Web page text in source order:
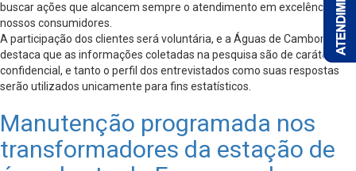
buscar ações que alcancem sempre o atendimento em excelência de
nossos consumidores.
A participação dos clientes será voluntária, e a Águas de Camboriú
destaca que as informações coletadas na pesquisa são de caráter
confidencial, e tanto o perfil dos entrevistados como suas respostas
serão utilizados unicamente para fins estatísticos.
Manutenção programada nos
transformadores da estação de